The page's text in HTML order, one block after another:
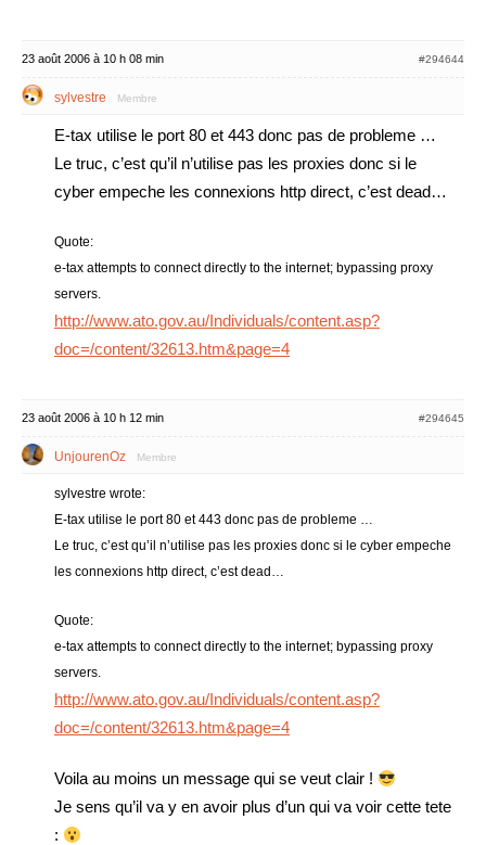
23 août 2006 à 10 h 08 min #294644
sylvestre Membre
E-tax utilise le port 80 et 443 donc pas de probleme …
Le truc, c’est qu’il n’utilise pas les proxies donc si le
cyber empeche les connexions http direct, c’est dead…
Quote:
e-tax attempts to connect directly to the internet; bypassing proxy
servers.
http://www.ato.gov.au/Individuals/content.asp?
doc=/content/32613.htm&page=4
23 août 2006 à 10 h 12 min #294645
UnjourenOz Membre
sylvestre wrote:
E-tax utilise le port 80 et 443 donc pas de probleme …
Le truc, c’est qu’il n’utilise pas les proxies donc si le cyber empeche
les connexions http direct, c’est dead…
Quote:
e-tax attempts to connect directly to the internet; bypassing proxy
servers.
http://www.ato.gov.au/Individuals/content.asp?
doc=/content/32613.htm&page=4
Voila au moins un message qui se veut clair !
Je sens qu’il va y en avoir plus d’un qui va voir cette tete
: